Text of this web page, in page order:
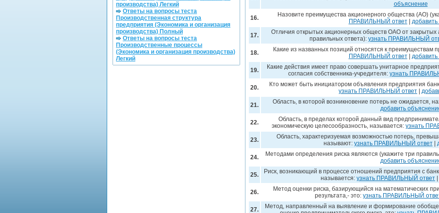
объяснение
16. Назовите преимущества акционерного общества (АО)
ПРАВИЛЬНЫЙ ответ|
17.
Отличия открытых акционерных обществ ОАО от
правильных ответа): узнать ПРАВИЛЬНЫЙ
18. Какие из названных позиций относятся к преимуществам
ПРАВИЛЬНЫЙ ответ|
19.
Какие действия имеет право совершать унитарное
согласия собственника-учредителя: узнать
20.
Кто может быть инициатором объявления предприятия
узнать ПРАВИЛЬНЫЙ ответ
21. Область, в которой возникновение потерь не ожидается,
добавить
22.
Область, в пределах которой данный вид
экономическую целесообразность, называется: узнать
23.
Область, характеризуемая возможностью потерь,
называют: узнать ПРАВИЛЬНЫЙ ответ|
24. Методами определения риска являются (укажите три
добавить
25.
Риск, возникающий в процессе отношений предприятия с
называется: узнать ПРАВИЛЬНЫЙ ответ
26.
Метод оценки риска, базирующийся на математических
результата,- это: узнать ПРАВИЛЬНЫЙ
27.
Метод, направленный на выявление и формирование
производства) Легкий
Ответы на вопросы теста
Производственная структура
предприятия (Экономика и организация
производства) Полный
Ответы на вопросы теста
Производственные процессы
(Экономика и организация производства)
Легкий